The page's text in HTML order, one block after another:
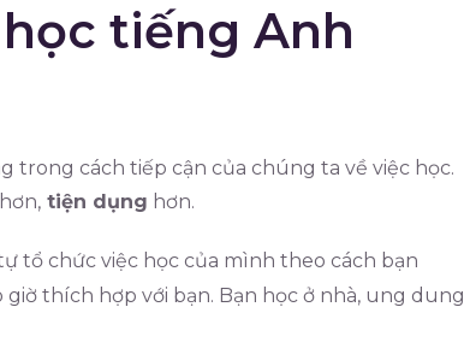
tiếng Anh
trong cách tiếp cận của chúng ta về việc học.
tiện dụng hơn.
tổ chức việc học của mình theo cách bạn
thích hợp với bạn. Bạn học ở nhà, ung dung